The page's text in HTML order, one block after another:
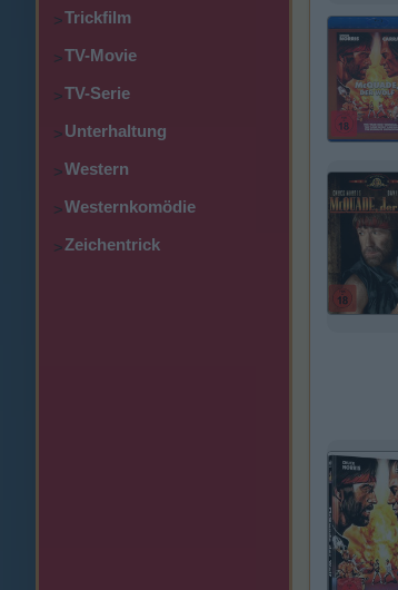
>Trickfilm
>TV-Movie
>TV-Serie
>Unterhaltung
>Western
>Westernkomödie
>Zeichentrick